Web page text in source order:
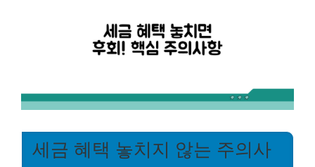
세금 혜택 놓치지 않는 주의사